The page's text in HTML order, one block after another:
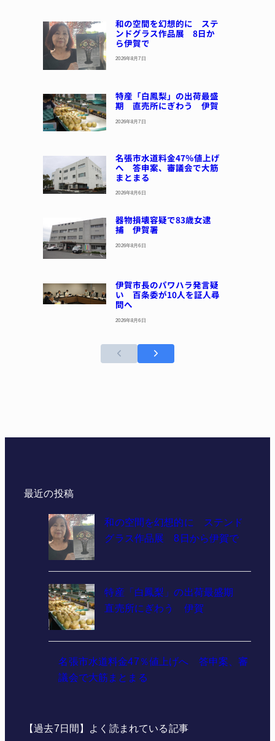
和の空間を幻想的に ステ
ンドグラス作品展 8日か
ら伊賀で
2026年8月7日
特産「白鳳梨」の出荷最盛
期 直売所にぎわう 伊賀
2026年8月7日
名張市水道料金47％値上げ
へ 答申案、審議会で大筋
まとまる
2026年8月6日
器物損壊容疑で83歳女逮
捕 伊賀署
2026年8月6日
伊賀市長のパワハラ発言疑
い 百条委が10人を証人尋
問へ
2026年8月6日
最近の投稿
和の空間を幻想的に ステンド
グラス作品展 8日から伊賀で
特産「白鳳梨」の出荷最盛期
直売所にぎわう 伊賀
名張市水道料金47％値上げへ 答申案、審
議会で大筋まとまる
【過去7日間】よく読まれている記事